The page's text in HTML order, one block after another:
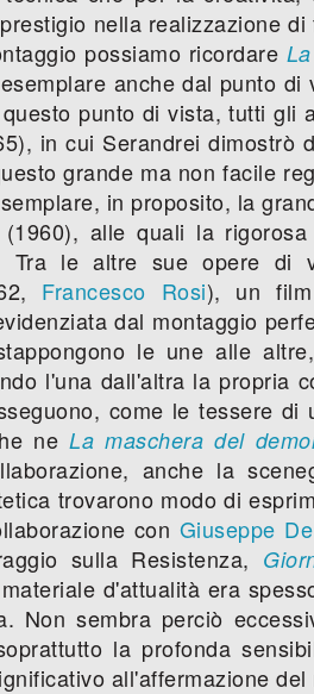
nella realizzazione
possiamo ricordare
anche dal punto
punto di vista, tutti gli
in cui Serandrei dimostrò
grande ma non facile
in proposito, la
alle quali la rigorosa
Tra le altre sue opere di
Francesco Rosi), un film
dal montaggio
le une alle
l'una dall'altra la propria
come le tessere
neLa maschera del
anche la
trovarono modo di
con Giuseppe
sulla Resistenza,
d'attualità era
Non sembra perciò
la profonda
all'affermazione